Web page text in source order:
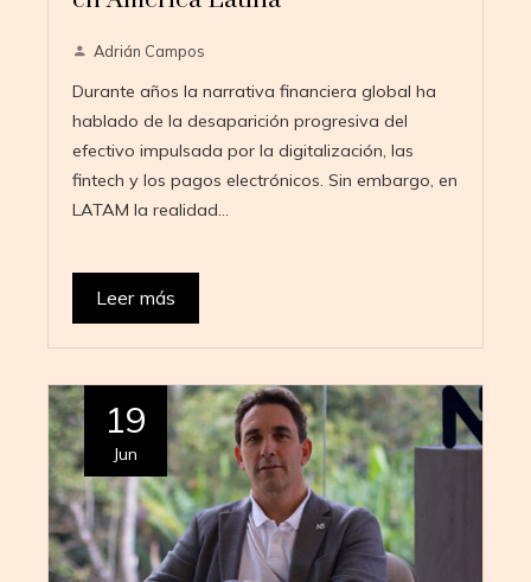
Adrián Campos
Durante años la narrativa financiera global ha
hablado de la desaparición progresiva del
efectivo impulsada por la digitalización, las
fintech y los pagos electrónicos. Sin embargo, en
LATAM la realidad…
Leer más
19
Jun